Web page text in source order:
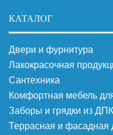
КАТАЛОГ
Двери и фурнитура
Лакокрасочная
Сантехника
Комфортная мебель
Заборы и грядки из ДПК
Террасная и фасадная